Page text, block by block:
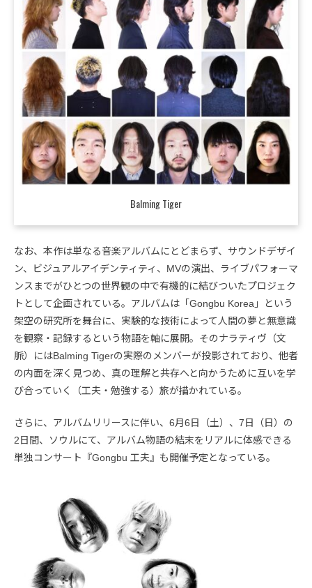
Balming Tiger
なお、本作は単なる音楽アルバムにとどまらず、サウンドデザイ
ン、ビジュアルアイデンティティ、MVの演出、ライブパフォーマ
ンスまでがひとつの世界観の中で有機的に結びついたプロジェク
トとして企画されている。アルバムは「Gongbu Korea」という
架空の研究所を舞台に、実験的な技術によって人間の夢と無意識
を観察・記録するという物語を軸に展開。そのナラティヴ（文
脈）にはBalming Tigerの実際のメンバーが投影されており、他者
の内面を深く見つめ、真の理解と共存へと向かうために互いを学
び合っていく（工夫・勉強する）旅が描かれている。
さらに、アルバムリリースに伴い、6月6日（土）、7日（日）の
2日間、ソウルにて、アルバム物語の結末をリアルに体感できる
単独コンサート『Gongbu 工夫』も開催予定となっている。